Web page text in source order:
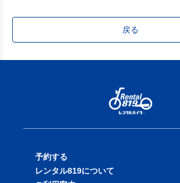
戻る
予約する
バイクを探す
レンタル819について